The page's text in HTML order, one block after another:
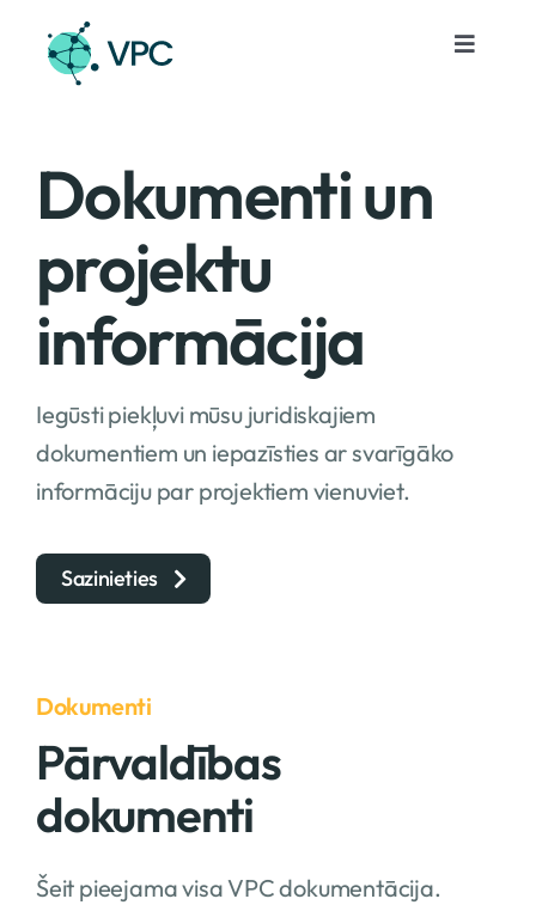
content
Toggle
Projekti
Notikumi
Par mums
Kontakti
Dokumenti un
projektu
informācija
Iegūsti piekļuvi mūsu juridiskajiem
dokumentiem un iepazīsties ar svarīgāko
informāciju par projektiem vienuviet.
Sazinieties
Dokumenti
Pārvaldības
dokumenti
Šeit pieejama visa VPC dokumentācija.